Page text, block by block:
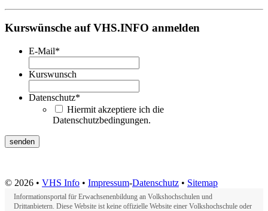
Kurswünsche auf VHS.INFO anmelden
E-Mail*
Kurswunsch
Datenschutz*
Hiermit akzeptiere ich die
Datenschutzbedingungen.
© 2026 • VHS Info • Impressum-Datenschutz • Sitemap
Informationsportal für Erwachsenenbildung an Volkshochschulen und
Drittanbietern. Diese Website ist keine offizielle Website einer Volkshochschule oder